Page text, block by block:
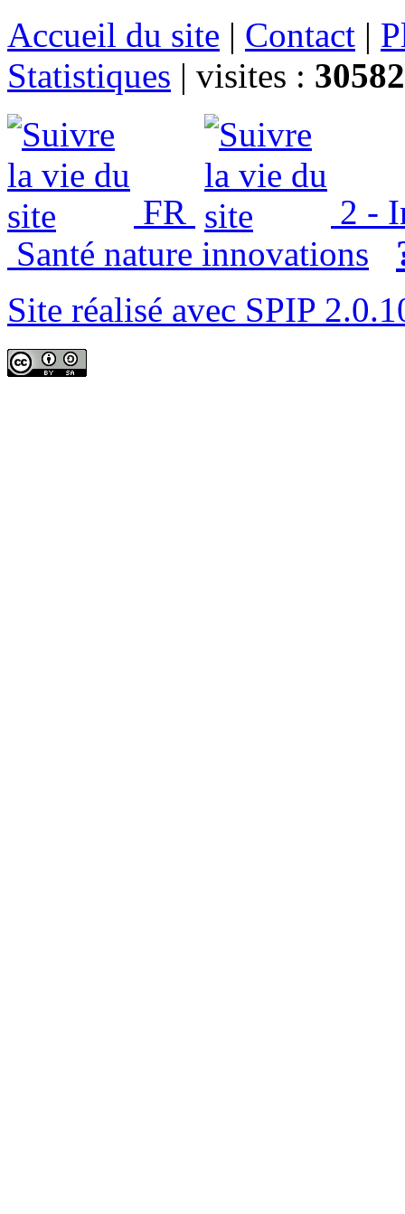
Accueil du site | Contact |
Statistiques | visites :
FR
2 -
Santé nature innovations
Site réalisé avec SPIP